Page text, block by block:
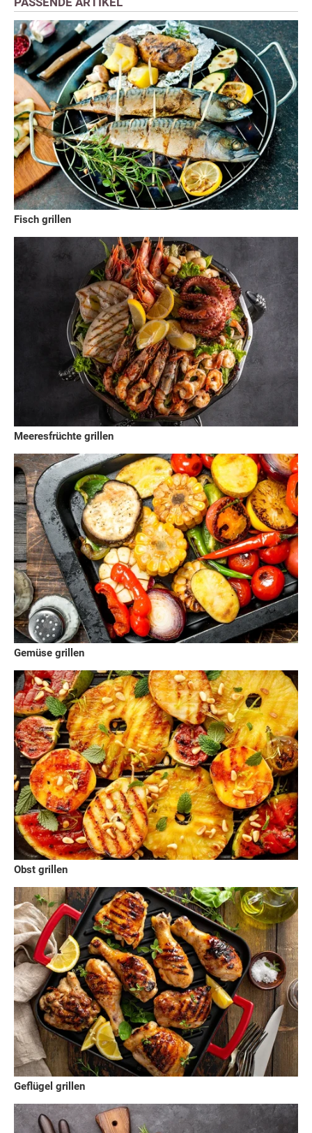
Fisch grillen
Meeresfrüchte grillen
Gemüse grillen
Obst grillen
Geflügel grillen